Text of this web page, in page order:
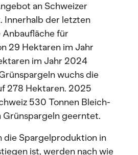
an Schweizer
Innerhalb der letzten
für
29 Hektaren im Jahr
im Jahr 2024
wuchs die
278 Hektaren. 2025
530 Tonnen Bleich-
Grünspargeln geerntet.
die Spargelproduktion in
ist, werden nach wie